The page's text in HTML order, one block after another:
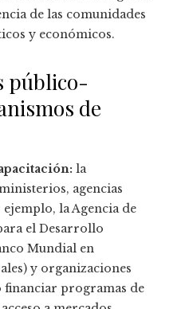
de las comunidades
y económicos.
público-
de
la
agencias
la Agencia de
el Desarrollo
Mundial en
y organizaciones
programas de